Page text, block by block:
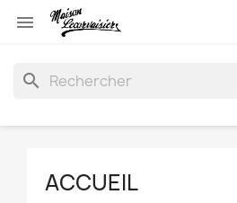

search
ACCUEIL